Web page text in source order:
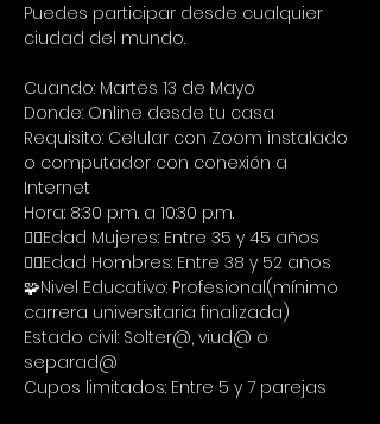
Puedes participar desde cualquier
ciudad del mundo.
Cuando: Martes 13 de Mayo
Donde: Online desde tu casa
Requisito: Celular con Zoom instalado
o computador con conexión a
Internet
Hora: 8:30 p.m. a 10:30 p.m.
🙋‍♀Edad Mujeres: Entre 35 y 45 años
🙋‍♂Edad Hombres: Entre 38 y 52 años
🧩Nivel Educativo: Profesional(mínimo
carrera universitaria finalizada)
Estado civil: Solter@, viud@ o
separad@
Cupos limitados: Entre 5 y 7 parejas